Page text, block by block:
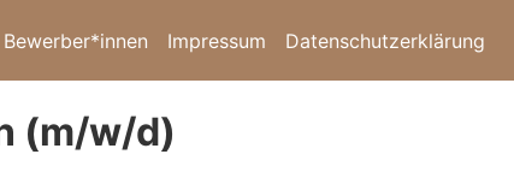
Bewerber*innen Impressum Datenschutzerklärung
(m/w/d)